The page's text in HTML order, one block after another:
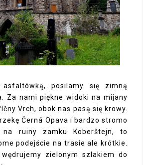
asfaltówką, posilamy się zimną
Za nami piękne widoki na mijany
Vrch, obok nas pasą się krowy.
Černá Opava i bardzo stromo
na ruiny zamku Koberštejn, to
podejście na trasie ale krótkie.
wędrujemy zielonym szlakiem do